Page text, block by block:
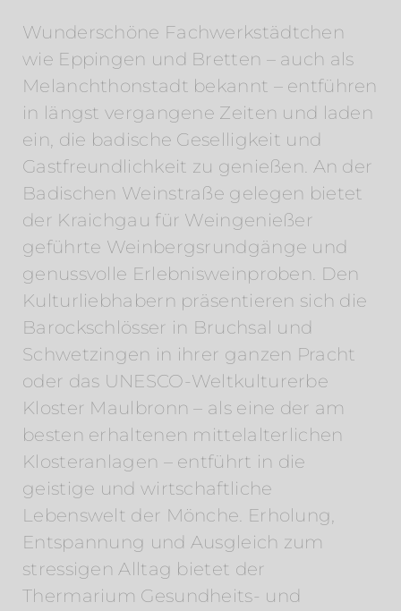
Wunderschöne Fachwerkstädtchen
wie Eppingen und Bretten – auch als
Melanchthonstadt bekannt – entführen
in längst vergangene Zeiten und laden
ein, die badische Geselligkeit und
Gastfreundlichkeit zu genießen. An der
Badischen Weinstraße gelegen bietet
der Kraichgau für Weingenießer
geführte Weinbergsrundgänge und
genussvolle Erlebnisweinproben. Den
Kulturliebhabern präsentieren sich die
Barockschlösser in Bruchsal und
Schwetzingen in ihrer ganzen Pracht
oder das UNESCO-Weltkulturerbe
Kloster Maulbronn – als eine der am
besten erhaltenen mittelalterlichen
Klosteranlagen – entführt in die
geistige und wirtschaftliche
Lebenswelt der Mönche. Erholung,
Entspannung und Ausgleich zum
stressigen Alltag bietet der
Thermarium Gesundheits- und